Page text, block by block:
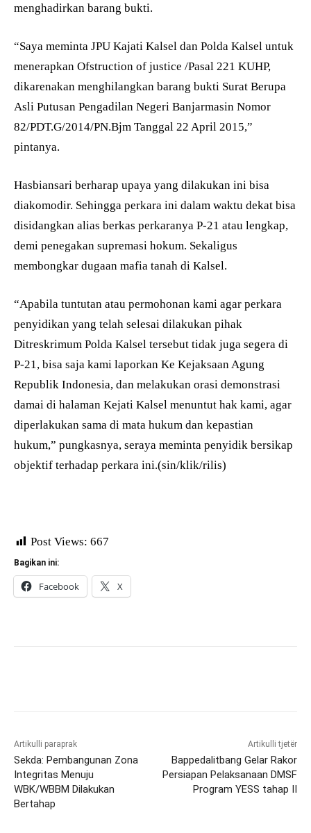
menghadirkan barang bukti.
“Saya meminta JPU Kajati Kalsel dan Polda Kalsel untuk
menerapkan Ofstruction of justice /Pasal 221 KUHP,
dikarenakan menghilangkan barang bukti Surat Berupa
Asli Putusan Pengadilan Negeri Banjarmasin Nomor
82/PDT.G/2014/PN.Bjm Tanggal 22 April 2015,”
pintanya.
Hasbiansari berharap upaya yang dilakukan ini bisa
diakomodir. Sehingga perkara ini dalam waktu dekat bisa
disidangkan alias berkas perkaranya P-21 atau lengkap,
demi penegakan supremasi hokum. Sekaligus
membongkar dugaan mafia tanah di Kalsel.
“Apabila tuntutan atau permohonan kami agar perkara
penyidikan yang telah selesai dilakukan pihak
Ditreskrimum Polda Kalsel tersebut tidak juga segera di
P-21, bisa saja kami laporkan Ke Kejaksaan Agung
Republik Indonesia, dan melakukan orasi demonstrasi
damai di halaman Kejati Kalsel menuntut hak kami, agar
diperlakukan sama di mata hukum dan kepastian
hukum,” pungkasnya, seraya meminta penyidik bersikap
objektif terhadap perkara ini.(sin/klik/rilis)
Post Views: 667
Bagikan ini:
Facebook X
Artikulli paraprak
Sekda: Pembangunan Zona
Integritas Menuju
WBK/WBBM Dilakukan
Bertahap
Artikulli tjetër
Bappedalitbang Gelar Rakor
Persiapan Pelaksanaan DMSF
Program YESS tahap II